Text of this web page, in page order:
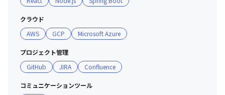
員が申し出た期間で休職することが可能な育児休職制度を
導入しています
・2020年度の男性育休取得率は24％です（対象年度に育
児休職を1日以上取得した男性従業員数÷対象年度に配偶
者が出産した男性従業員数）
クラウド
AWS
GCP Microsoft Azure
プロジェクト管理
GitHub
JIRA Confluence
コミュニケーションツール